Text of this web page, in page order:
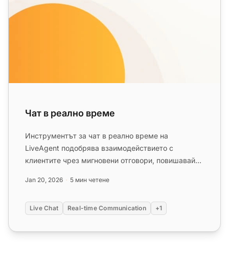
Чат в реално време
Инструментът за чат в реално време на
LiveAgent подобрява взаимодействието с
клиентите чрез мигновени отговори, повишавайки
Jan 20, 2026 5 мин четене
Live Chat Real-time Communication +1